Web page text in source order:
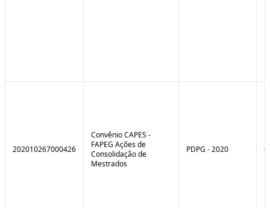
202010267000426
Convênio CAPES -
FAPEG Ações de
Consolidação de
Mestrados
PDPG - 2020